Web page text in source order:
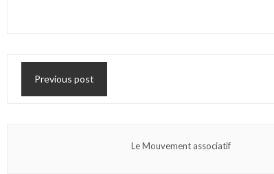
Previous post
Le Mouvement associatif